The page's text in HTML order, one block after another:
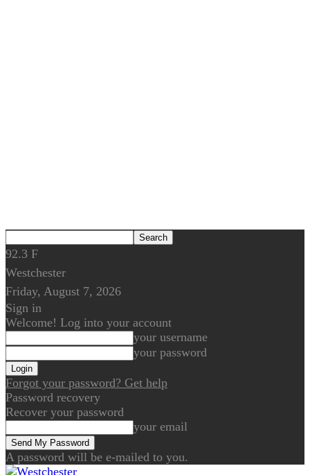
92.3 F
Westchester
Friday, August 7, 2026
Sign in
Welcome! Log into your account
your username
your password
Forgot your password? Get help
Password recovery
Recover your password
your email
A password will be e-mailed to you.